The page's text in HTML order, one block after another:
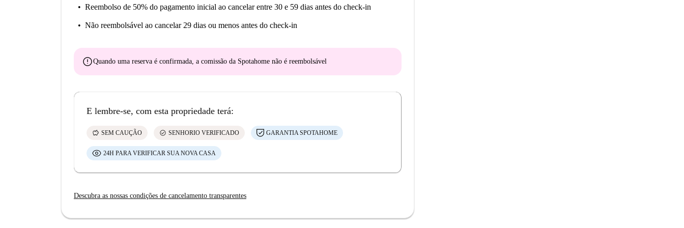
Reembolso de 50% do pagamento inicial ao cancelar entre 30 e 59 dias antes do check-in
Não reembolsável ao cancelar 29 dias ou menos antes do check-in
errorQuando uma reserva é confirmada, a comissão da Spotahome não é reembolsável
E lembre-se, com esta propriedade terá:
savings SEM CAUÇÃO check_circle SENHORIO VERIFICADO GARANTIA SPOTAHOME
24H PARA VERIFICAR SUA NOVA CASA
Descubra as nossas condições de cancelamento transparentes